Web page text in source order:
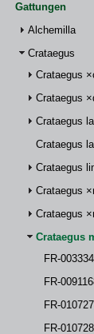
Gattungen
Alchemilla
Crataegus
Crataegus
Crataegus
Crataegus
Crataegus
Crataegus
Crataegus
Crataegus
Crataegus
FR-
FR-
FR-
FR-